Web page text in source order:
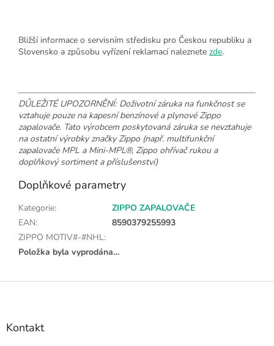
Bližší informace o servisním středisku pro Českou republiku a
Slovensko a způsobu vyřízení reklamací naleznete zde.
DŮLEŽITÉ UPOZORNĚNÍ: Doživotní záruka na funkčnost se
vztahuje pouze na kapesní benzínové a plynové Zippo
zapalovače. Tato výrobcem poskytovaná záruka se nevztahuje
na ostatní výrobky značky Zippo (např. multifunkční
zapalovače MPL a Mini-MPL®, Zippo ohřívač rukou a
doplňkový sortiment a příslušenství)
Doplňkové parametry
Kategorie:
ZIPPO ZAPALOVAČE
EAN:
8590379255993
ZIPPO MOTIV#-#NHL:
Položka byla vyprodána…
Z
Kontakt